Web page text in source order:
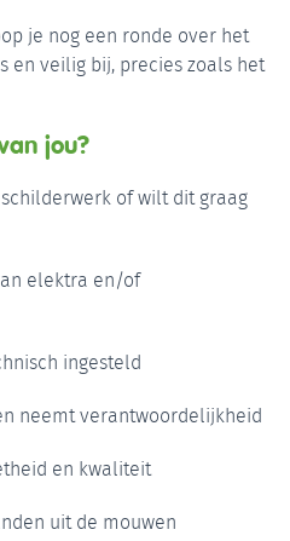
je nog een ronde over het
en veilig bij, precies zoals het
jou?
of wilt dit graag
elektra en/of
ingesteld
neemt verantwoordelijkheid
en kwaliteit
uit de mouwen